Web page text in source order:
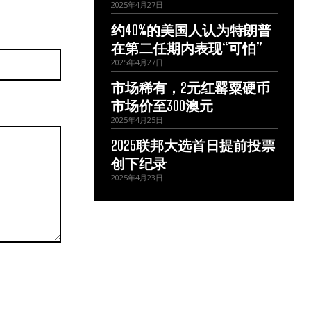
2025年4月27日
约40%的美国人认为特朗普
在第二任期内表现“可怕”
2025年4月27日
市场稀有，2元红罂粟硬币
市场价至300澳元
2025年4月25日
2025联邦大选首日提前投票
创下纪录
2025年4月23日